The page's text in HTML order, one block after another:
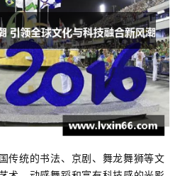
传统的书法、京剧、舞龙舞狮等文